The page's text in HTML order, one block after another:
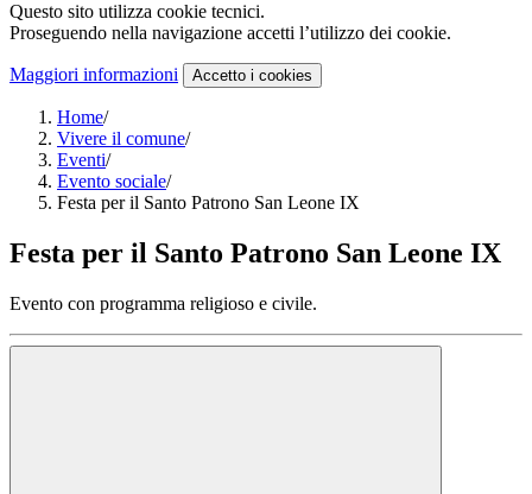
Questo sito utilizza cookie tecnici.
Proseguendo nella navigazione accetti l’utilizzo dei cookie.
Maggiori informazioni Accetto i cookies
Home/
Vivere il comune/
Eventi/
Evento sociale/
Festa per il Santo Patrono San Leone IX
Festa per il Santo Patrono San Leone IX
Evento con programma religioso e civile.